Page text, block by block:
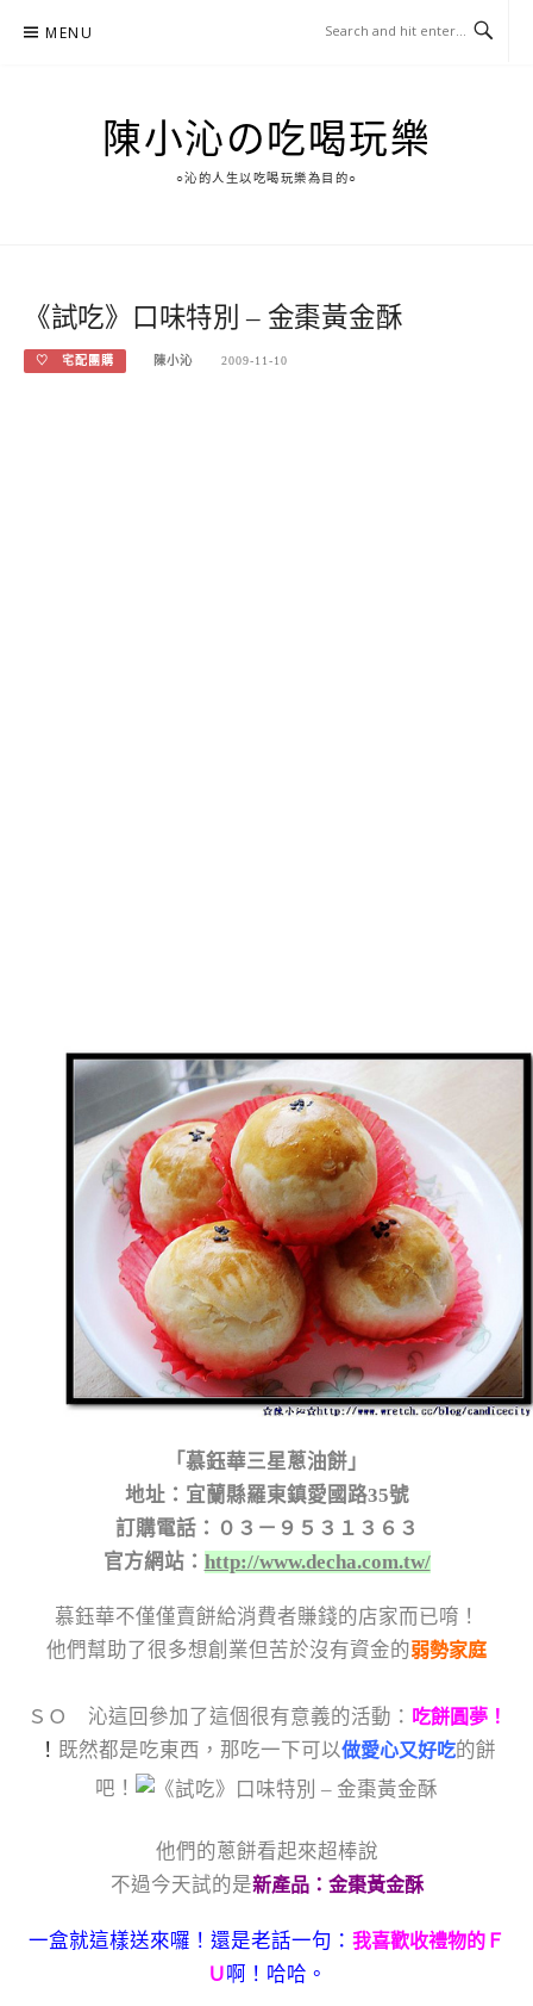
MENU
陳小沁の吃喝玩樂
○沁的人生以吃喝玩樂為目的○
《試吃》口味特別 – 金棗黃金酥
♡ 宅配團購 陳小沁 2009-11-10
「慕鈺華三星蔥油餅」
地址：宜蘭縣羅東鎮愛國路35號
訂購電話：０３－９５３１３６３
官方網站： http://www.decha.com.tw/
慕鈺華不僅僅賣餅給消費者賺錢的店家而已唷！
他們幫助了很多想創業但苦於沒有資金的弱勢家庭
ＳＯ 沁這回參加了這個很有意義的活動： 吃餅圓夢！
！ 既然都是吃東西，那吃一下可以做愛心又好吃的餅
吧！
他們的蔥餅看起來超棒說
不過今天試的是新產品：金棗黃金酥
一盒就這樣送來囉！還是老話一句： 我喜歡收禮物的Ｆ
Ｕ啊！哈哈。